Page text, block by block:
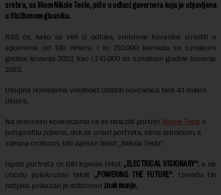
srebra, sa likom Nikole Tesle, piše u odluci guvernera koja je objavljena
u Službenom glasniku.
NBS će, kako se vidi iz odluke, srebrene kovanice izraditi u
apoenima od 100 dinara, i to 210.000 komada sa oznakom
godine kovanja 2022, kao i 210.000 sa oznakom godine kovanja
2023.
Ukupna nominalna vrednost izdatih novčanica biće 41 milion
dinara.
Na srebrnim kovanicama će se nalaziti portret Nikole Tesle u
poluprofilu zdesna, dok će iznad portreta, sleva latinicom, a
zdesna ćirilicom, biti ispisan tekst „Nikola Tesla“.
Ispod portreta će biti ispisan tekst „ELECTRICAL VISIONARY“, a na
obodu polukružno tekst „POWERING THE FUTURE“. Između tih
natpisa prikazan je stilizovan znak munje.